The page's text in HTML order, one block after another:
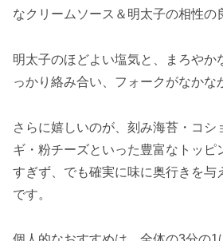
なクリームソース＆明太子の相性の
明太子のほどよい塩気と、まろやか
っかり絡み合い、フォークがなかな
さらに嬉しいのが、刻み海苔・コシ
ギ・粉チーズといった豊富なトッピ
すぎず、でも確実に味に奥行きを与
です。